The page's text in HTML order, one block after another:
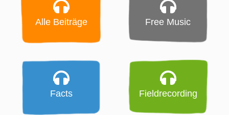
Alle Beiträge Free Music
Facts Fieldrecording